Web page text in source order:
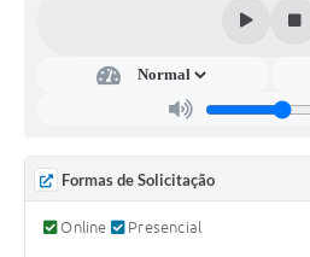
Consulta Pública Eletrônica Lei de
Credenciamento Feirantes
Concursos
Formas de Solicitação
Online Presencial